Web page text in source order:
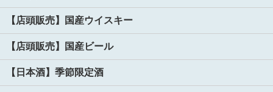
【店頭販売】国産ウイスキー
【店頭販売】国産ビール
【日本酒】季節限定酒